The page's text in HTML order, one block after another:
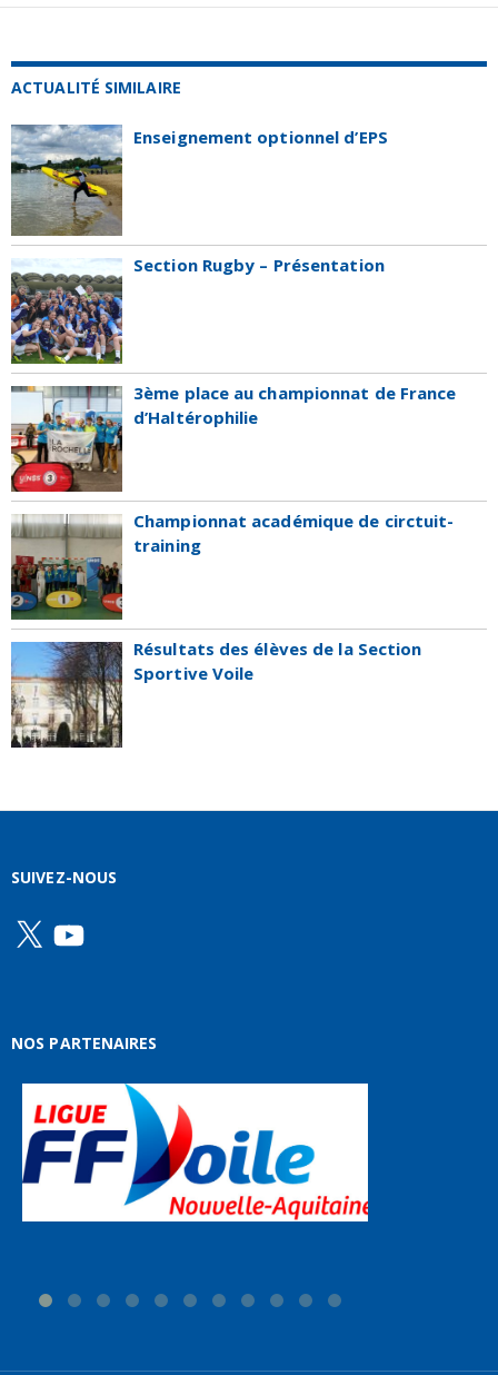
ACTUALITÉ SIMILAIRE
Enseignement optionnel d’EPS
Section Rugby – Présentation
3ème place au championnat de France
d’Haltérophilie
Championnat académique de circtuit-
training
Résultats des élèves de la Section
Sportive Voile
SUIVEZ-NOUS
X YouTube
NOS PARTENAIRES